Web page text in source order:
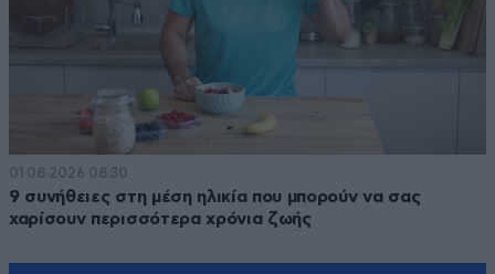
01·08·2026 08:30
9 συνήθειες στη μέση ηλικία που μπορούν να σας
χαρίσουν περισσότερα χρόνια ζωής